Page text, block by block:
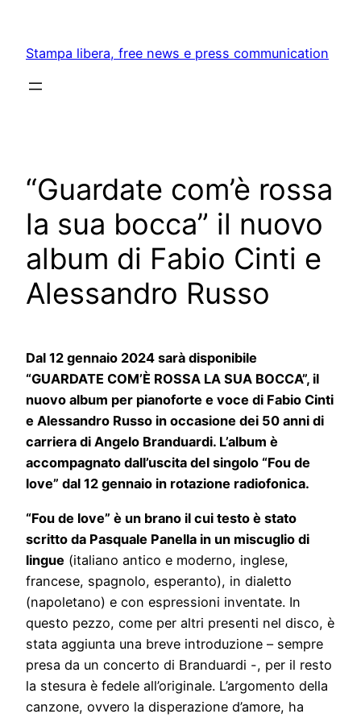
content
Stampa libera, free news e press communication
“Guardate com’è rossa
la sua bocca” il nuovo
album di Fabio Cinti e
Alessandro Russo
Dal 12 gennaio 2024 sarà disponibile
“GUARDATE COM’È ROSSA LA SUA BOCCA”, il
nuovo album per pianoforte e voce di Fabio Cinti
e Alessandro Russo in occasione dei 50 anni di
carriera di Angelo Branduardi. L’album è
accompagnato dall’uscita del singolo “Fou de
love” dal 12 gennaio in rotazione radiofonica.
“Fou de love” è un brano il cui testo è stato
scritto da Pasquale Panella in un miscuglio di
lingue (italiano antico e moderno, inglese,
francese, spagnolo, esperanto), in dialetto
(napoletano) e con espressioni inventate. In
questo pezzo, come per altri presenti nel disco, è
stata aggiunta una breve introduzione – sempre
presa da un concerto di Branduardi -, per il resto
la stesura è fedele all’originale. L’argomento della
canzone, ovvero la disperazione d’amore, ha